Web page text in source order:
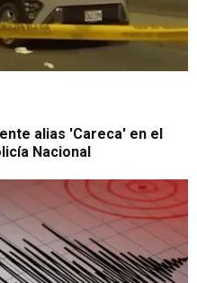
alias 'Careca' en el
Nacional